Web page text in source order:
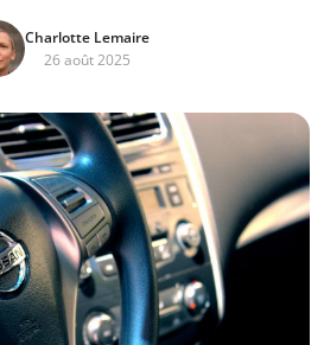
Charlotte Lemaire
26 août 2025